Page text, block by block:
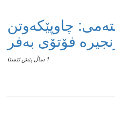
چاوپێکەوتن
فۆتۆی بەفر
1 ساڵ پێش ئێستا